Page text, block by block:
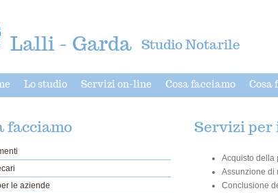
Lalli - Garda Studio Notarile
Lo studio Servizi on-line Cosa facciamo Cosa
Servizi per
Acquisto della
Assunzione di
Conclusione
facciamo
le aziende